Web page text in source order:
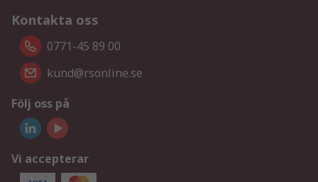
Kontakta oss
0771-45 89 00
kund@rsonline.se
Följ oss på
Vi accepterar